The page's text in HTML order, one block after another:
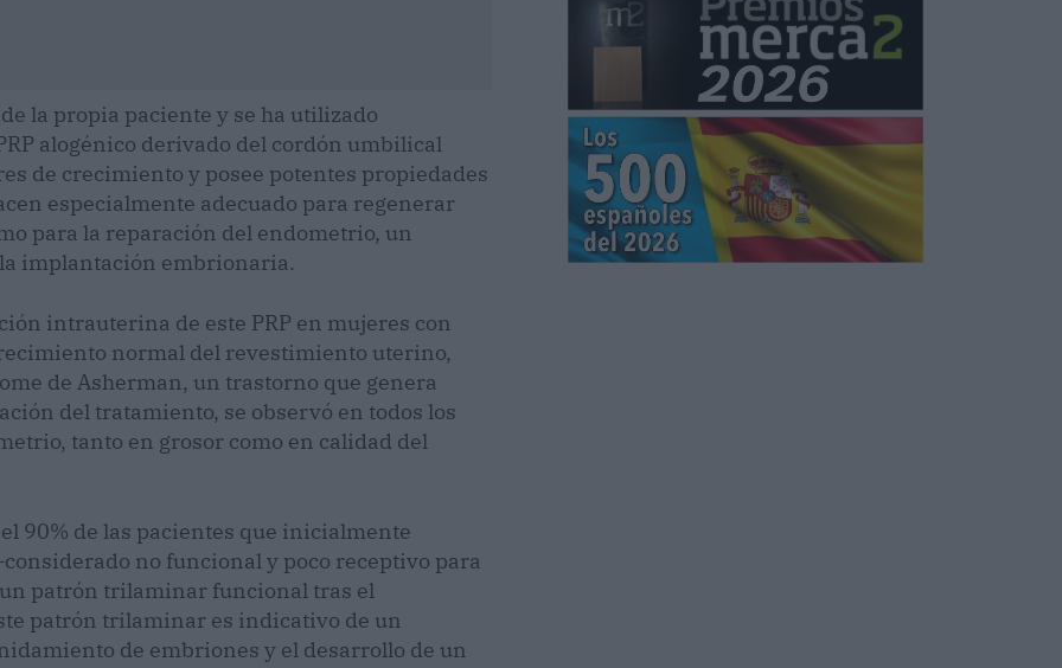
la propia paciente y se ha utilizado
alogénico derivado del cordón umbilical
de crecimiento y posee potentes propiedades
especialmente adecuado para regenerar
para la reparación del endometrio, un
implantación embrionaria.
intrauterina de este PRP en mujeres con
normal del revestimiento uterino,
de Asherman, un trastorno que genera
del tratamiento, se observó en todos los
tanto en grosor como en calidad del
90% de las pacientes que inicialmente
no funcional y poco receptivo para
patrón trilaminar funcional tras el
patrón trilaminar es indicativo de un
de embriones y el desarrollo de un